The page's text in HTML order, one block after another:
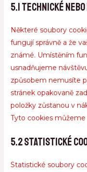
5.1 Technické
Některé soubory
fungují správně a že
známé. Umístěním
usnadňujeme
způsobem nemusíte
stránek opakovaně
položky zůstanou v
Tyto cookies
5.2 Statistické
Statistické soubory